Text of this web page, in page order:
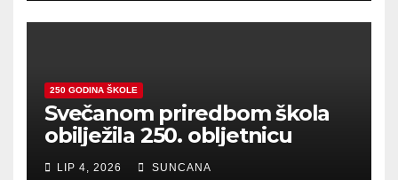
250 GODINA ŠKOLE
Svečanom priredbom škola
obilježila 250. obljetnicu
LIP 4, 2026 SUNCANA